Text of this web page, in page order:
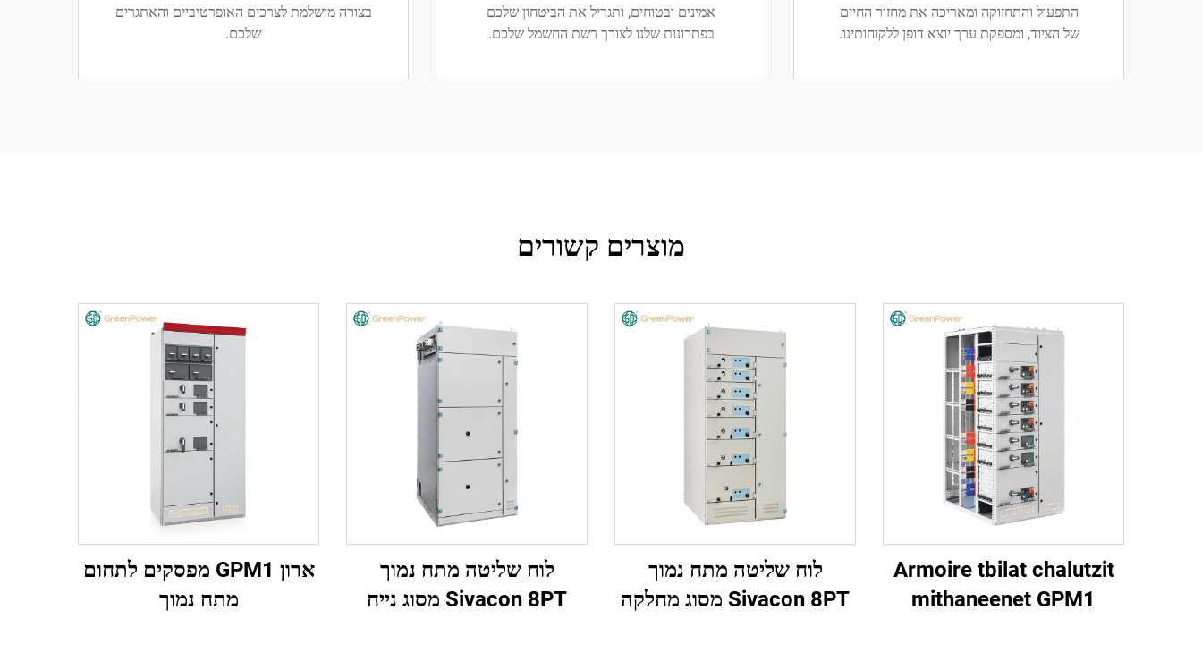
התפעול והתחזוקה ומאריכה את מחזור החיים
של הציוד, ומספקת ערך יוצא דופן ללקוחותינו.
אמינים ובטוחים, ותגדיל את הביטחון שלכם
בפתרונות שלנו לצורך רשת החשמל שלכם.
בצורה מושלמת לצרכים האופרטיביים והאתגרים
שלכם.
מוצרים קשורים
Armoire tbilat chalutzit
mithaneenet GPM1
לוח שליטה מתח נמוך
Sivacon 8PT מסוג מחלקה
לוח שליטה מתח נמוך
Sivacon 8PT מסוג נייח
ארון GPM1 מפסקים לתחום
מתח נמוך